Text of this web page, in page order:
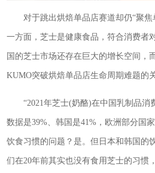
对于跳出烘焙单品店赛道却仍“聚焦
一方面，芝士是健康食品，符合消费者
国的芝士市场还存在巨大的增长空间，
KUMO突破烘焙单品店生命周期难题的
“2021年芝士(奶酪)在中国乳制品消
数据是39%、韩国是41%，欧洲部分国
饮食习惯的问题？是。但日本和韩国的
们在20年前其实也没有食用芝士的习惯